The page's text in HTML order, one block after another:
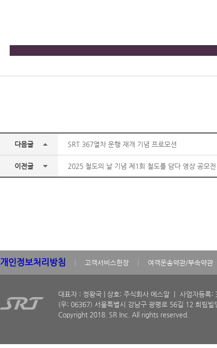
다음글 SRT 367열차 운행 재개 기념 프로모션
이전글 2025 철도의 날 기념 제1회 철도를 담다 영상 공모전
개인정보처리방침 고객서비스헌장 여객운송약관/부속약관
대표자 : 정왕국 | 상호: 주식회사 에스알 ㅣ 사업자등
(우: 06367) 서울특별시 강남구 광평로 56길 12 희림빌
Copyright 2018. SR Inc. All rights reserved.